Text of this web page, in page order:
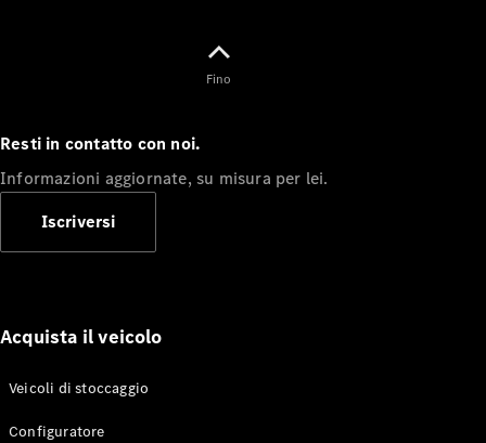
Marco Polo
HORIZON
Marco Polo
Classe V
Benz Store
Classe V
Fino
Resti in contatto con noi.
Informazioni aggiornate, su misura per lei.
Iscriversi
Acquista il veicolo
Veicoli di stoccaggio
Configuratore